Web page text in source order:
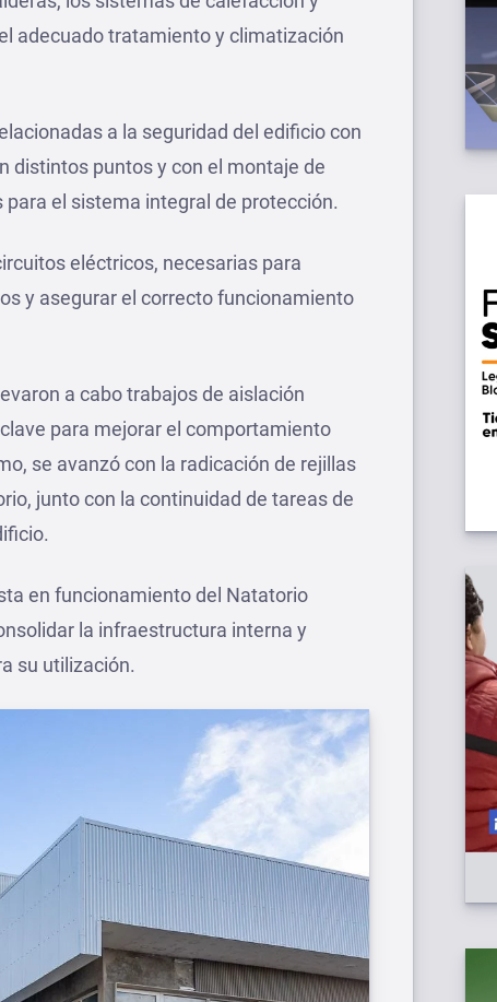
adecuado tratamiento y climatización
a la seguridad del edificio con
distintos puntos y con el montaje de
el sistema integral de protección.
eléctricos, necesarias para
y asegurar el correcto funcionamiento
a cabo trabajos de aislación
para mejorar el comportamiento
se avanzó con la radicación de rejillas
junto con la continuidad de tareas de
en funcionamiento del Natatorio
la infraestructura interna y
su utilización.